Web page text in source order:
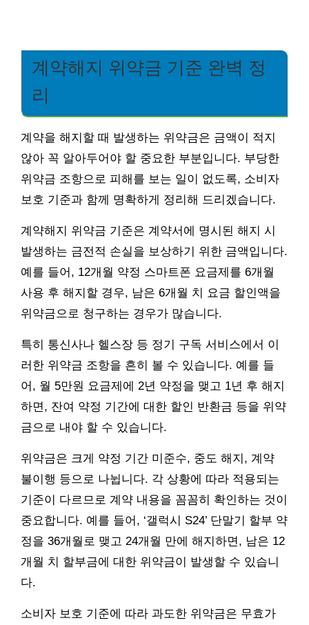
계약해지 위약금 기준 완벽 정
리
계약을 해지할 때 발생하는 위약금은 금액이 적지
않아 꼭 알아두어야 할 중요한 부분입니다. 부당한
위약금 조항으로 피해를 보는 일이 없도록, 소비자
보호 기준과 함께 명확하게 정리해 드리겠습니다.
계약해지 위약금 기준은 계약서에 명시된 해지 시
발생하는 금전적 손실을 보상하기 위한 금액입니다.
예를 들어, 12개월 약정 스마트폰 요금제를 6개월
사용 후 해지할 경우, 남은 6개월 치 요금 할인액을
위약금으로 청구하는 경우가 많습니다.
특히 통신사나 헬스장 등 정기 구독 서비스에서 이
러한 위약금 조항을 흔히 볼 수 있습니다. 예를 들
어, 월 5만원 요금제에 2년 약정을 맺고 1년 후 해지
하면, 잔여 약정 기간에 대한 할인 반환금 등을 위약
금으로 내야 할 수 있습니다.
위약금은 크게 약정 기간 미준수, 중도 해지, 계약
불이행 등으로 나뉩니다. 각 상황에 따라 적용되는
기준이 다르므로 계약 내용을 꼼꼼히 확인하는 것이
중요합니다. 예를 들어, ‘갤럭시 S24’ 단말기 할부 약
정을 36개월로 맺고 24개월 만에 해지하면, 남은 12
개월 치 할부금에 대한 위약금이 발생할 수 있습니
다.
소비자 보호 기준에 따라 과도한 위약금은 무효가